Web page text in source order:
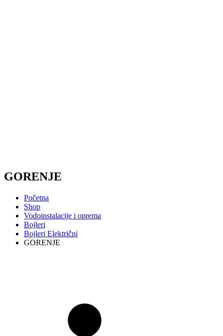
GORENJE
Početna
Shop
Vodoinstalacije i oprema
Bojleri
Bojleri Električni
GORENJE